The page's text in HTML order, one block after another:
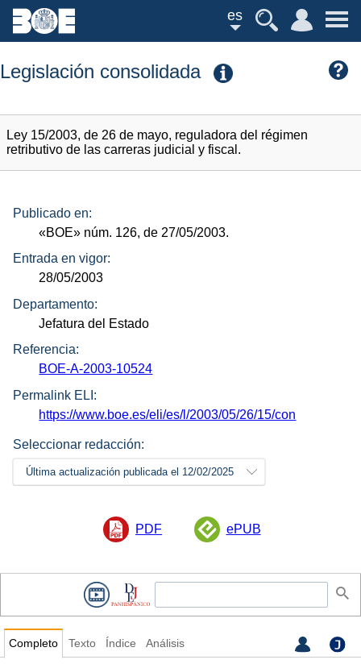
es
Legislación consolidada
Ley 15/2003, de 26 de mayo, reguladora del régimen
retributivo de las carreras judicial y fiscal.
Publicado en:
«BOE» núm. 126, de 27/05/2003.
Entrada en vigor:
28/05/2003
Departamento:
Jefatura del Estado
Referencia:
BOE-A-2003-10524
Permalink ELI:
https://www.boe.es/eli/es/l/2003/05/26/15/con
Seleccionar redacción:
Última actualización publicada el 12/02/2025
PDF ePUB
Completo Texto Índice Análisis